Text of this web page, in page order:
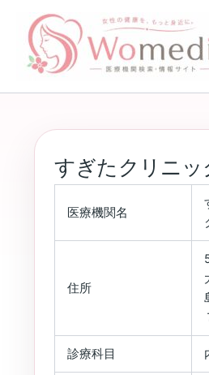
すぎたクリニッ
医療機関名
住所
診療科目